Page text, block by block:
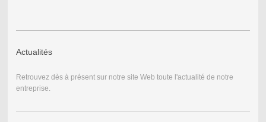
Actualités
Retrouvez dès à présent sur notre site Web toute l'actualité de notre
entreprise.